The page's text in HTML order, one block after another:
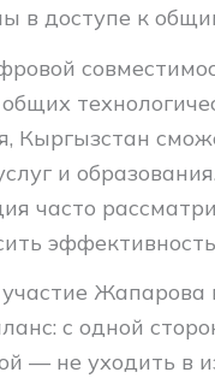
в доступе к
Кыргызстан
и
часто
Жапарова
с одной
— не уходить в